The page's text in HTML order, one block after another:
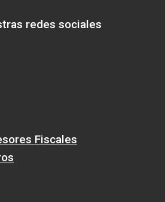
redes sociales
Fiscales